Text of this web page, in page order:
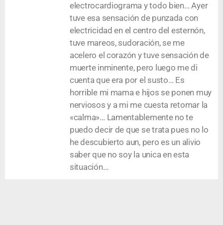
electrocardiograma y todo bien… Ayer
tuve esa sensación de punzada con
electricidad en el centro del esternón,
tuve mareos, sudoración, se me
acelero el corazón y tuve sensación de
muerte inminente, pero luego me di
cuenta que era por el susto… Es
horrible mi mama e hijos se ponen muy
nerviosos y a mi me cuesta retomar la
«calma»… Lamentablemente no te
puedo decir de que se trata pues no lo
he descubierto aun, pero es un alivio
saber que no soy la unica en esta
situación…